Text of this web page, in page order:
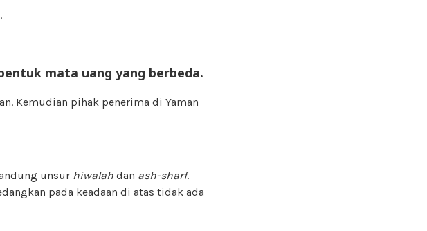
.
mata uang yang berbeda.
Kemudian pihak penerima di Yaman
unsur hiwalah dan ash-sharf.
pada keadaan di atas tidak ada